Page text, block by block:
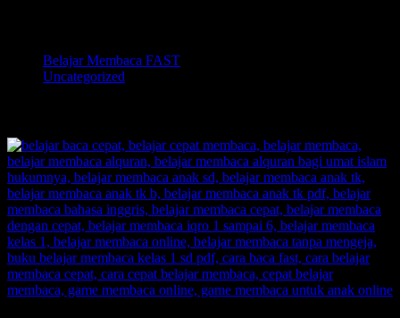
Belajar Membaca FAST
Uncategorized